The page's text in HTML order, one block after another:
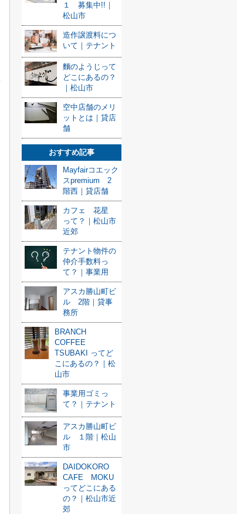
１ 募集中!!｜
松山市
造作譲渡料につ
いて｜テナント
麵のようじって
どこにあるの？
｜松山市
空中店舗のメリ
ットとは｜貸店
舗
おすすめ記事
Mayfairコエック
スpremium 2
階西｜貸店舗
カフェ 花星
って？｜松山市
近郊
テナント物件の
仲介手数料っ
て？｜事業用
アスカ勝山町ビ
ル 2階｜貸事
務所
BRANCH
COFFEE
TSUBAKI ってど
こにあるの？｜松
山市
事業用ゴミっ
て？｜テナント
アスカ勝山町ビ
ル １階｜松山
市
DAIDOKORO
CAFE MOKU
ってどこにある
の？｜松山市近
郊